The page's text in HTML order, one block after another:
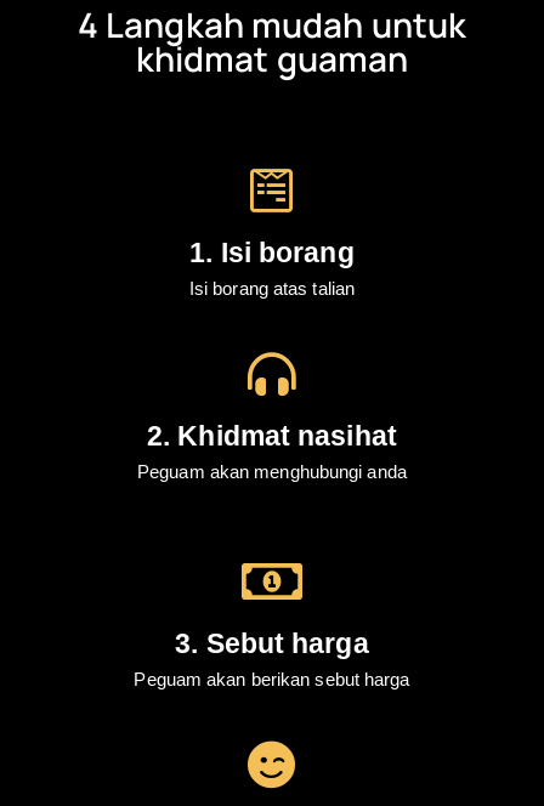
4 Langkah mudah untuk
khidmat guaman
1. Isi borang
Isi borang atas talian
2. Khidmat nasihat
Peguam akan menghubungi anda
3. Sebut harga
Peguam akan berikan sebut harga